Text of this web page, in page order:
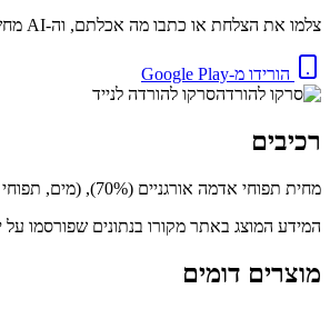
צלמו את הצלחת או כתבו מה אכלתם, וה-AI מחשב קלוריות, חלבון ומאקרו באופן מיידי. בחינם.
הורידו מ-Google Play
סרקו להורדה לנייד
רכיבים
מחית תפוחי אדמה אורגניים (70%), (מים, תפוחי אדמה מיובשים (18%)), קמח חיטה*, עמילן תפוח אדמה*, קמח אורז*, מלח שולחן, מווסת חומציות (חומצה לקטית), כורכום*.
המידע המוצג באתר מקורו בנתונים שפורסמו על
מוצרים דומים